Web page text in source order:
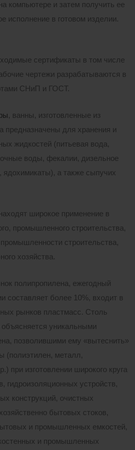
компьютере и затем получить ее
исполнение в готовом изделии.
сертификаты в том числе
чертежи разрабатываются в
СНиП и ГОСТ.
, ванны, изготовленные из
предназначены для хранения и
жидкостей (питьевая вода,
воды, фекалии, дизельное
ядохимикаты), а также сыпучих
широкое применение в
промышленного строительства,
строительства,
хозяйства.
полипропилена, ежегодный
составляет более 10%, входит в
рынков пластмасс. Столь
уникальными
позволившими ему «вытеснить»
(полиэтилен, металл,
при изготовлении широкого круга
гидроизоляционных устройств,
конструкций, очистных
бытовых стоков,
и промышленных емкостей,
и промышленных